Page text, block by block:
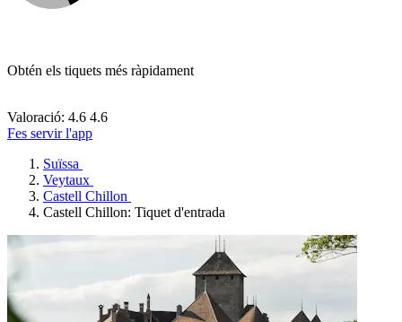
Obtén els tiquets més ràpidament
Valoració: 4.6 4.6
Fes servir l'app
Suïssa
Veytaux
Castell Chillon
Castell Chillon: Tiquet d'entrada